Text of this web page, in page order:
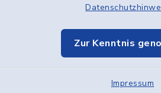
Zur Kenntnis
Impressum
Elektronische
Sitemap